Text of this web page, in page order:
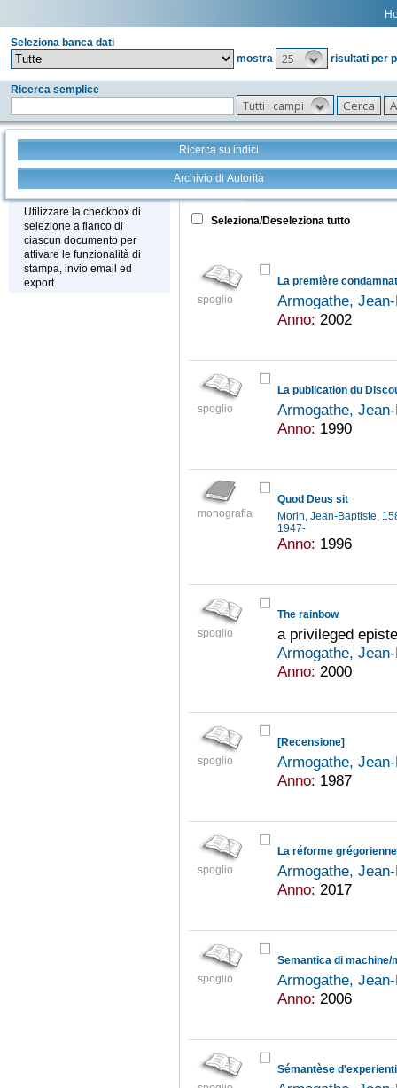
Seleziona banca dati
mostra
25 risultati per
Ricerca semplice
Tutti i campi
Ricerca su indici
Archivio di Autorità
Stampa - Email - Export
Utilizzare la checkbox di
selezione a fianco di
ciascun documento per
attivare le funzionalità di
stampa, invio email ed
export.
Tutto +
Seleziona/Deseleziona tutto
spoglio
Armogathe,
Anno: 2002
spoglio
La publication du
Armogathe,
Anno: 1990
monografia
Quod Deus sit
Morin, Jean-Baptiste,
1947-
Anno: 1996
spoglio
The rainbow
a privileged
Armogathe,
Anno: 2000
spoglio
[Recensione]
Armogathe,
Anno: 1987
spoglio
La réforme
Armogathe,
Anno: 2017
spoglio
Semantica di
Armogathe,
Anno: 2006